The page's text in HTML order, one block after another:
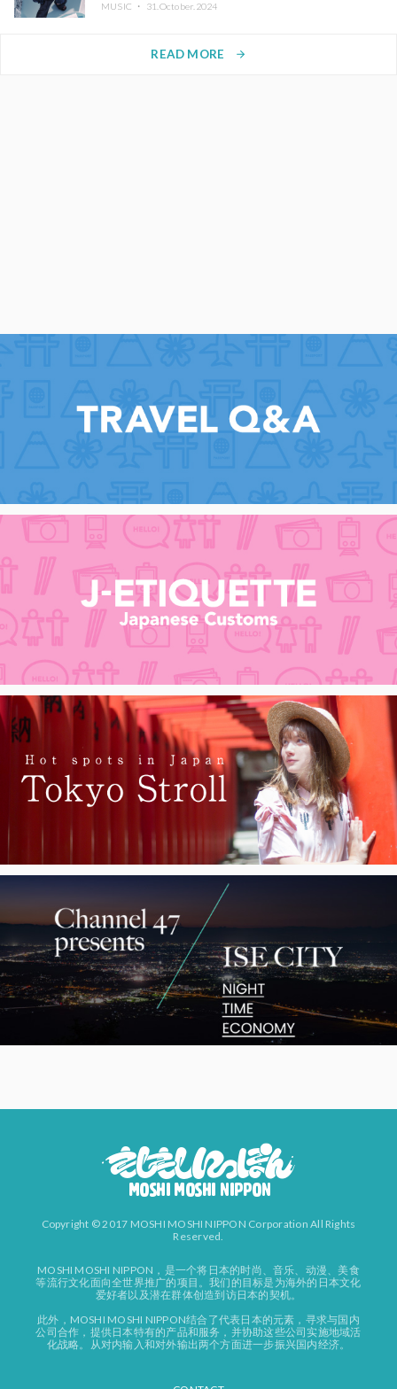
MUSIC ・ 31.October.2024
READ MORE arrow_forward
Copyright © 2017 MOSHI MOSHI NIPPON Corporation All Rights
Reserved.
MOSHI MOSHI NIPPON，是一个将日本的时尚、音乐、动漫、美食
等流行文化面向全世界推广的项目。我们的目标是为海外的日本文化
爱好者以及潜在群体创造到访日本的契机。
此外，MOSHI MOSHI NIPPON结合了代表日本的元素，寻求与国内
公司合作，提供日本特有的产品和服务，并协助这些公司实施地域活
化战略。从对内输入和对外输出两个方面进一步振兴国内经济。